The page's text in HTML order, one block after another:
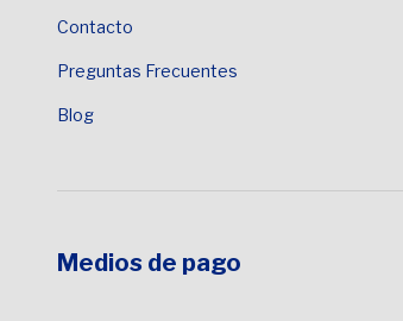
Contacto
Preguntas Frecuentes
Blog
Medios de pago